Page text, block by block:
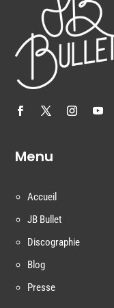
Menu
Accueil
JB Bullet
Discographie
Blog
Presse